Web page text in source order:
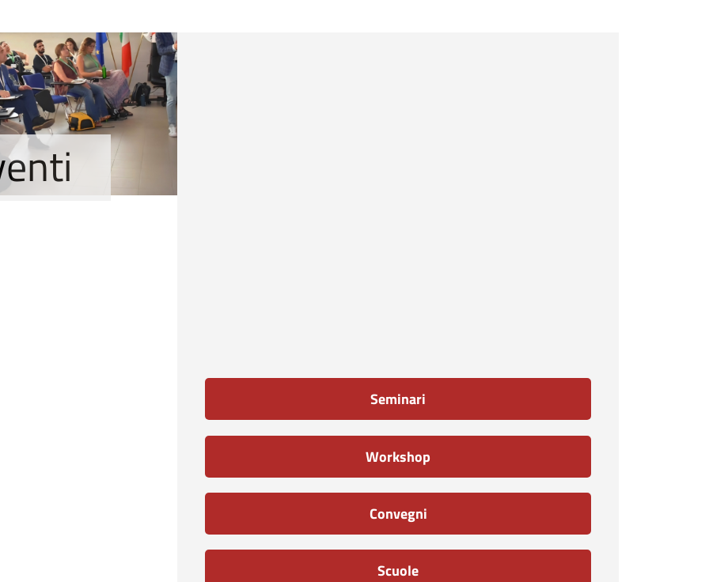
Seminari
Workshop
Convegni
Scuole